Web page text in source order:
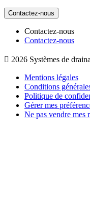
Contactez-nous
Contactez-nous
Contactez-nous
 2026 Systèmes de
Mentions légales
Conditions
Politique de
Gérer mes
Ne pas vendre mes